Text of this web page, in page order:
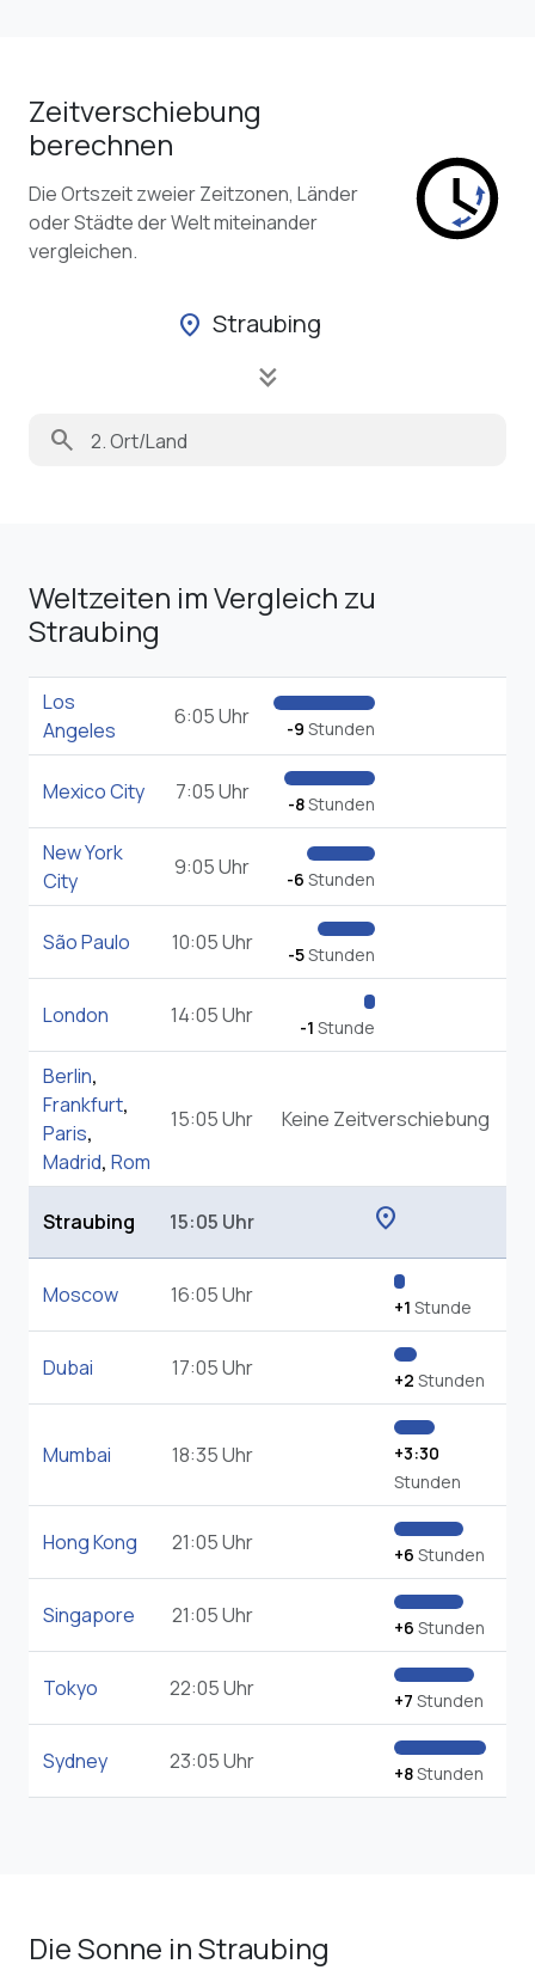
Zeitverschiebung
berechnen
Die Ortszeit zweier Zeitzonen, Länder
oder Städte der Welt miteinander
vergleichen.
location_on Straubing
keyboard_double_arrow_down
search
Weltzeiten im Vergleich zu
Straubing
Los
Angeles
6:05 Uhr -9 Stunden
Mexico City 7:05 Uhr -8Stunden
New York
City
9:05 Uhr -6 Stunden
São Paulo 10:05 Uhr -5Stunden
London 14:05 Uhr -1 Stunde
Berlin,
Frankfurt,
Paris,
Madrid, Rom
15:05 Uhr Keine Zeitverschiebung
Straubing 15:05 Uhr location_on
Moscow 16:05 Uhr +1 Stunde
Dubai 17:05 Uhr +2 Stunden
Mumbai 18:35 Uhr
+3:30
Stunden
Hong Kong 21:05 Uhr +6 Stunden
Singapore 21:05 Uhr +6 Stunden
Tokyo 22:05 Uhr +7 Stunden
Sydney 23:05 Uhr +8Stunden
Die Sonne in Straubing